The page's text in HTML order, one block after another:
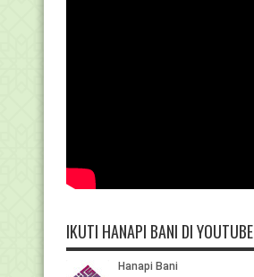
IKUTI HANAPI BANI DI YOUTUBE